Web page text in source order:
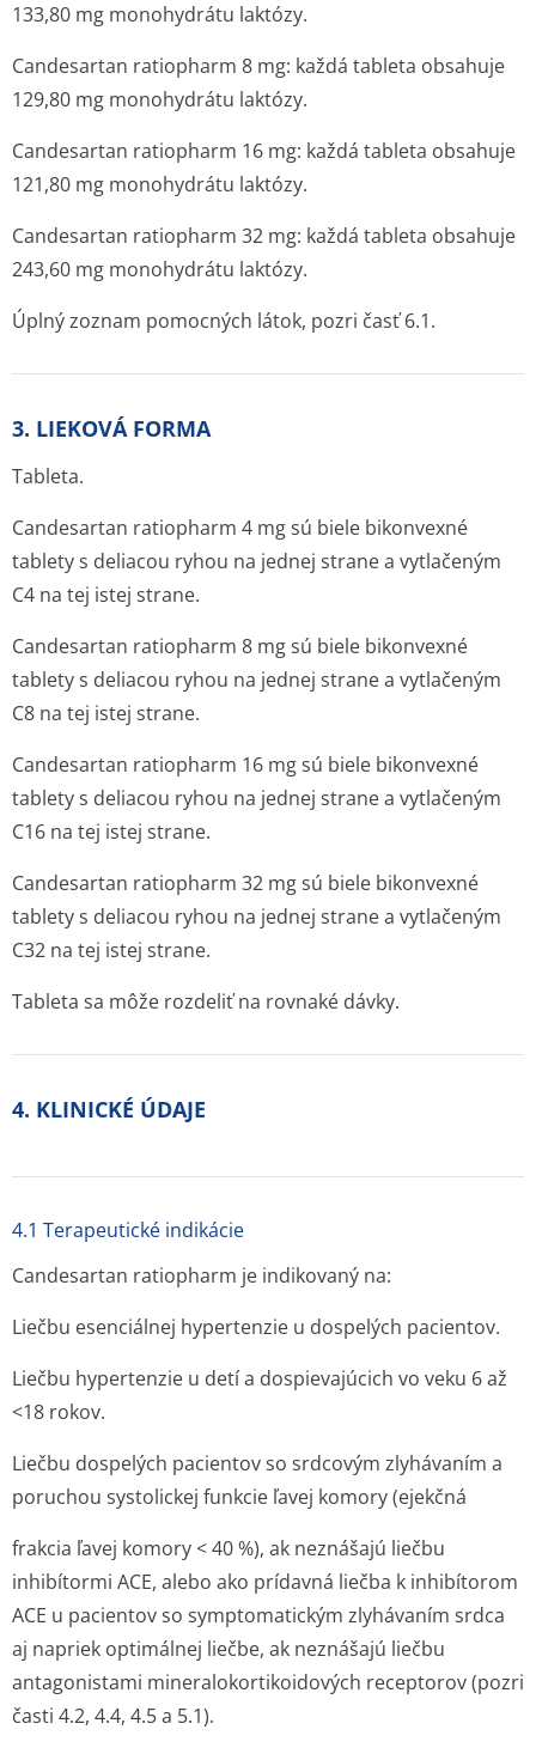
133,80 mg monohydrátu laktózy.
Candesartan ratiopharm 8 mg: každá tableta obsahuje
129,80 mg monohydrátu laktózy.
Candesartan ratiopharm 16 mg: každá tableta obsahuje
121,80 mg monohydrátu laktózy.
Candesartan ratiopharm 32 mg: každá tableta obsahuje
243,60 mg monohydrátu laktózy.
Úplný zoznam pomocných látok, pozri časť 6.1.
3. LIEKOVÁ FORMA
Tableta.
Candesartan ratiopharm 4 mg sú biele bikonvexné
tablety s deliacou ryhou na jednej strane a vytlačeným
C4 na tej istej strane.
Candesartan ratiopharm 8 mg sú biele bikonvexné
tablety s deliacou ryhou na jednej strane a vytlačeným
C8 na tej istej strane.
Candesartan ratiopharm 16 mg sú biele bikonvexné
tablety s deliacou ryhou na jednej strane a vytlačeným
C16 na tej istej strane.
Candesartan ratiopharm 32 mg sú biele bikonvexné
tablety s deliacou ryhou na jednej strane a vytlačeným
C32 na tej istej strane.
Tableta sa môže rozdeliť na rovnaké dávky.
4. KLINICKÉ ÚDAJE
4.1 Terapeutické indikácie
Candesartan ratiopharm je indikovaný na:
Liečbu esenciálnej hypertenzie u dospelých pacientov.
Liečbu hypertenzie u detí a dospievajúcich vo veku 6 až
<18 rokov.
Liečbu dospelých pacientov so srdcovým zlyhávaním a
poruchou systolickej funkcie ľavej komory (ejekčná
frakcia ľavej komory < 40 %), ak neznášajú liečbu
inhibítormi ACE, alebo ako prídavná liečba k inhibítorom
ACE u pacientov so symptomatickým zlyhávaním srdca
aj napriek optimálnej liečbe, ak neznášajú liečbu
antagonistami mineralokorti­koidových receptorov (pozri
časti 4.2, 4.4, 4.5 a 5.1).